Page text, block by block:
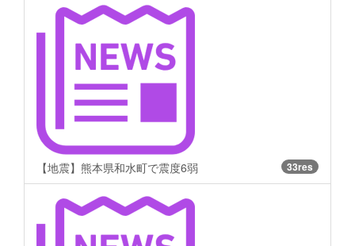
【地震】熊本県和水町で震度6弱 33res